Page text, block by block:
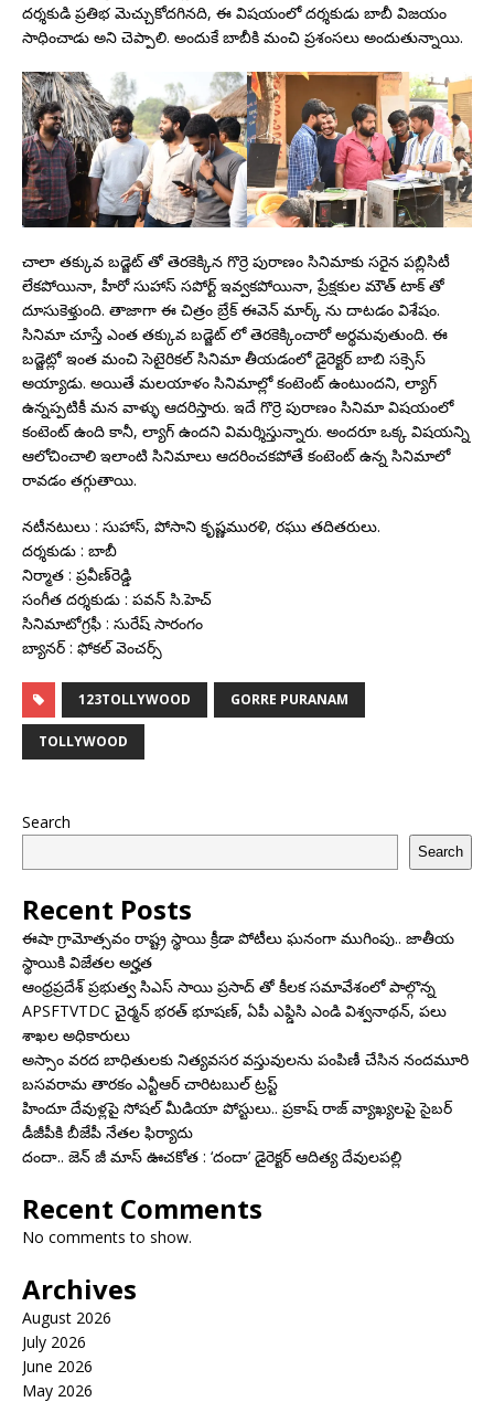
దర్శకుడి ప్రతిభ మెచ్చుకోదగినది, ఈ విషయంలో దర్శకుడు బాబీ విజయం
సాధించాడు అని చెప్పాలి. అందుకే బాబీకి మంచి ప్రశంసలు అందుతున్నాయి.
చాలా తక్కువ బడ్జెట్ తో తెరకెక్కిన గొర్రె పురాణం సినిమాకు సరైన పబ్లిసిటీ
లేకపోయినా, హీరో సుహాస్ సపోర్ట్ ఇవ్వకపోయినా, ప్రేక్షకుల మౌత్ టాక్ తో
దూసుకెళ్తుంది. తాజాగా ఈ చిత్రం బ్రేక్ ఈవెన్ మార్క్ ను దాటడం విశేషం.
సినిమా చూస్తే ఎంత తక్కువ బడ్జెట్ లో తెరకెక్కించారో అర్థమవుతుంది. ఈ
బడ్జెట్లో ఇంత మంచి సెటైరికల్ సినిమా తీయడంలో డైరెక్టర్ బాబి సక్సెస్
అయ్యాడు. అయితే మలయాళం సినిమాల్లో కంటెంట్ ఉంటుందని, ల్యాగ్
ఉన్నప్పటికీ మన వాళ్ళు ఆదరిస్తారు. ఇదే గొర్రె పురాణం సినిమా విషయంలో
కంటెంట్ ఉంది కానీ, ల్యాగ్ ఉందని విమర్శిస్తున్నారు. అందరూ ఒక్క విషయన్ని
ఆలోచించాలి ఇలాంటి సినిమాలు ఆదరించకపోతే కంటెంట్ ఉన్న సినిమాలో
రావడం తగ్గుతాయి.
నటీనటులు : సుహాస్‌, పోసాని కృష్ణమురళి, రఘు తదితరులు.
దర్శకుడు : బాబీ
నిర్మాత : ప్రవీణ్‌రెడ్డి
సంగీత దర్శకుడు : పవన్ సి.హెచ్
సినిమాటోగ్రఫీ : సురేష్ సారంగం
బ్యానర్ : ఫోకల్ వెంచర్స్
123TOLLYWOOD GORRE PURANAM
TOLLYWOOD
Search
Search
Recent Posts
ఈషా గ్రామోత్సవం రాష్ట్ర స్థాయి క్రీడా పోటీలు ఘనంగా ముగింపు.. జాతీయ
స్థాయికి విజేతల అర్హత
ఆంధ్రప్రదేశ్ ప్రభుత్వ సిఎస్ సాయి ప్రసాద్ తో కీలక సమావేశంలో పాల్గొన్న
APSFTVTDC చైర్మన్ భరత్ భూషణ్, ఏపీ ఎఫ్డిసి ఎండి విశ్వనాథన్, పలు
శాఖల అధికారులు
అస్సాం వరద బాధితులకు నిత్యవసర వస్తువులను పంపిణీ చేసిన నందమూరి
బసవరామ తారకం ఎన్టీఆర్ చారిటబుల్ ట్రస్ట్
హిందూ దేవుళ్లపై సోషల్ మీడియా పోస్టులు.. ప్రకాష్ రాజ్ వ్యాఖ్యలపై సైబర్
డీజీపీకి బీజేపీ నేతల ఫిర్యాదు
దందా.. జెన్ జీ మాస్ ఊచకోత : ‘దందా’ డైరెక్ట‌ర్ ఆదిత్య దేవులపల్లి
Recent Comments
No comments to show.
Archives
August 2026
July 2026
June 2026
May 2026